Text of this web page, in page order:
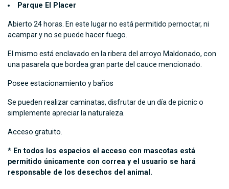
Parque El Placer
Abierto 24 horas. En este lugar no está permitido pernoctar, ni
acampar y no se puede hacer fuego.
El mismo está enclavado en la ribera del arroyo Maldonado, con
una pasarela que bordea gran parte del cauce mencionado.
Posee estacionamiento y baños
Se pueden realizar caminatas, disfrutar de un día de picnic o
simplemente apreciar la naturaleza.
Acceso gratuito.
* En todos los espacios el acceso con mascotas está
permitido únicamente con correa y el usuario se hará
responsable de los desechos del animal.